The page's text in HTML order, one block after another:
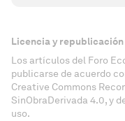
Licencia y republicación
Los artículos del Foro
publicarse de acuerdo
Creative Commons
SinObraDerivada 4.0, y
uso.